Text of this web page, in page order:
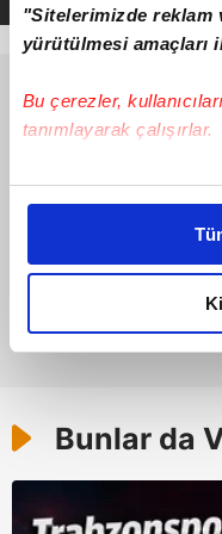
"Sitelerimizde reklam
yürütülmesi amaçları
Bu çerezler,
tanımlayarak çalışırlar.
Bu çerezlere izin
daha iyi reklam
amacımızın size
olduğunu ve sizlere en
elimizden gelen
reklamların
Her halükârda,
Bunlar da